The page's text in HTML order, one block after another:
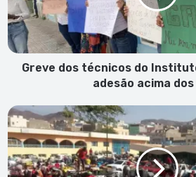
do
Turismo
com
adesão
acimaGreve dos técnicos do
adesão acima dos
Taxa
de
inflação
do
IPC